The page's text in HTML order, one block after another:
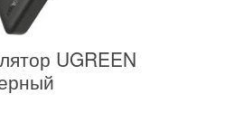
UGREEN